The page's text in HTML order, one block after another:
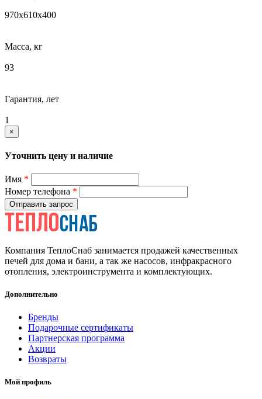
970х610х400
Масса, кг
93
Гарантия, лет
1
×
Уточнить цену и наличие
Имя *
Номер телефона *
Отправить запрос
Компания ТеплоСнаб занимается продажей качественных
печей для дома и бани, а так же насосов, инфракрасного
отопления, электроинструмента и комплектующих.
Дополнительно
Бренды
Подарочные сертификаты
Партнерская программа
Акции
Возвраты
Мой профиль